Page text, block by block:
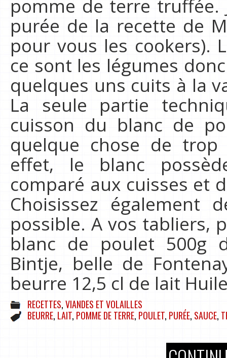
pomme de terre truffée.
purée de la recette de
pour vous les cookers).
ce sont les légumes
quelques uns cuits à la
La seule partie
cuisson du blanc de
quelque chose de trop
effet, le blanc
comparé aux cuisses et
Choisissez également
possible. A vos tabliers,
blanc de poulet 500g
Bintje, belle de
beurre 12,5 cl de lait
RECETTES,VIANDES ET VOLAILLES
BEURRE, LAIT, POMME DE TERRE, POULET, PURÉE, SAUCE,